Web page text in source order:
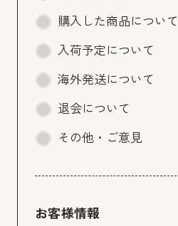
購入した商品について
入荷予定について
海外発送について
退会について
その他・ご意見
お客様情報